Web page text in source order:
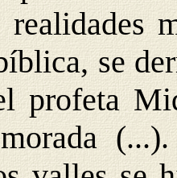
realidades
se
profeta